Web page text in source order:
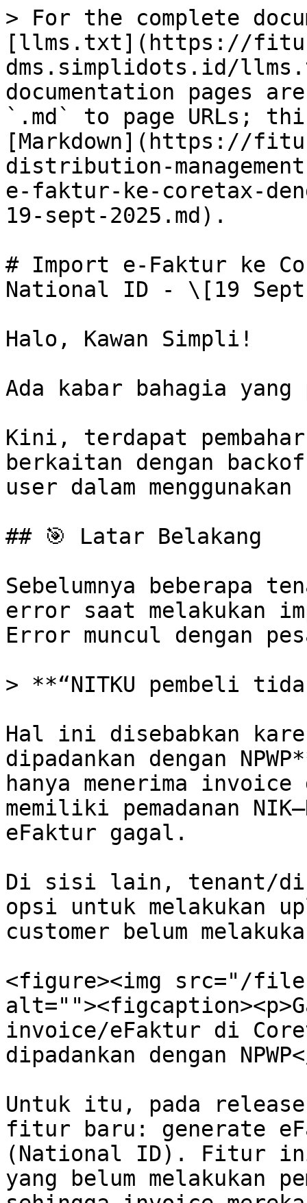
> For the complete
[llms.txt](https://
dms.simplidots.id/
documentation pages
`.md` to page URLs;
[Markdown](https://
distribution-
e-faktur-ke-coretax-
19-sept-2025.md).
# Import e-Faktur ke
National ID - \[19 Sept
Halo, Kawan Simpli!
Ada kabar bahagia
Kini, terdapat
berkaitan dengan
user dalam
## 🎯 Latar Belakang
Sebelumnya beberapa
error saat melakukan
Error muncul dengan
> **“NITKU pembeli
Hal ini disebabkan
dipadankan dengan
hanya menerima
memiliki pemadanan
eFaktur gagal.
Di sisi lain, tenant/
opsi untuk melakukan
customer belum
<figure><img src="/files/
invoice/eFaktur di
dipadankan dengan
Untuk itu, pada
fitur baru: generate
(National ID). Fitur ini
yang belum melakukan